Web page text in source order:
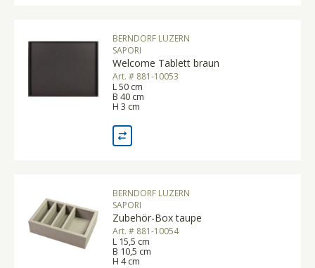
BERNDORF LUZERN
SAPORI
Welcome Tablett braun
Art. # 881-10053
L 50 cm
B 40 cm
H 3 cm
BERNDORF LUZERN
SAPORI
Zubehör-Box taupe
Art. # 881-10054
L 15,5 cm
B 10,5 cm
H 4 cm